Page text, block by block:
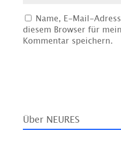
Name, E-Mail-
diesem Browser für
Kommentar speichern.
Über NEURES